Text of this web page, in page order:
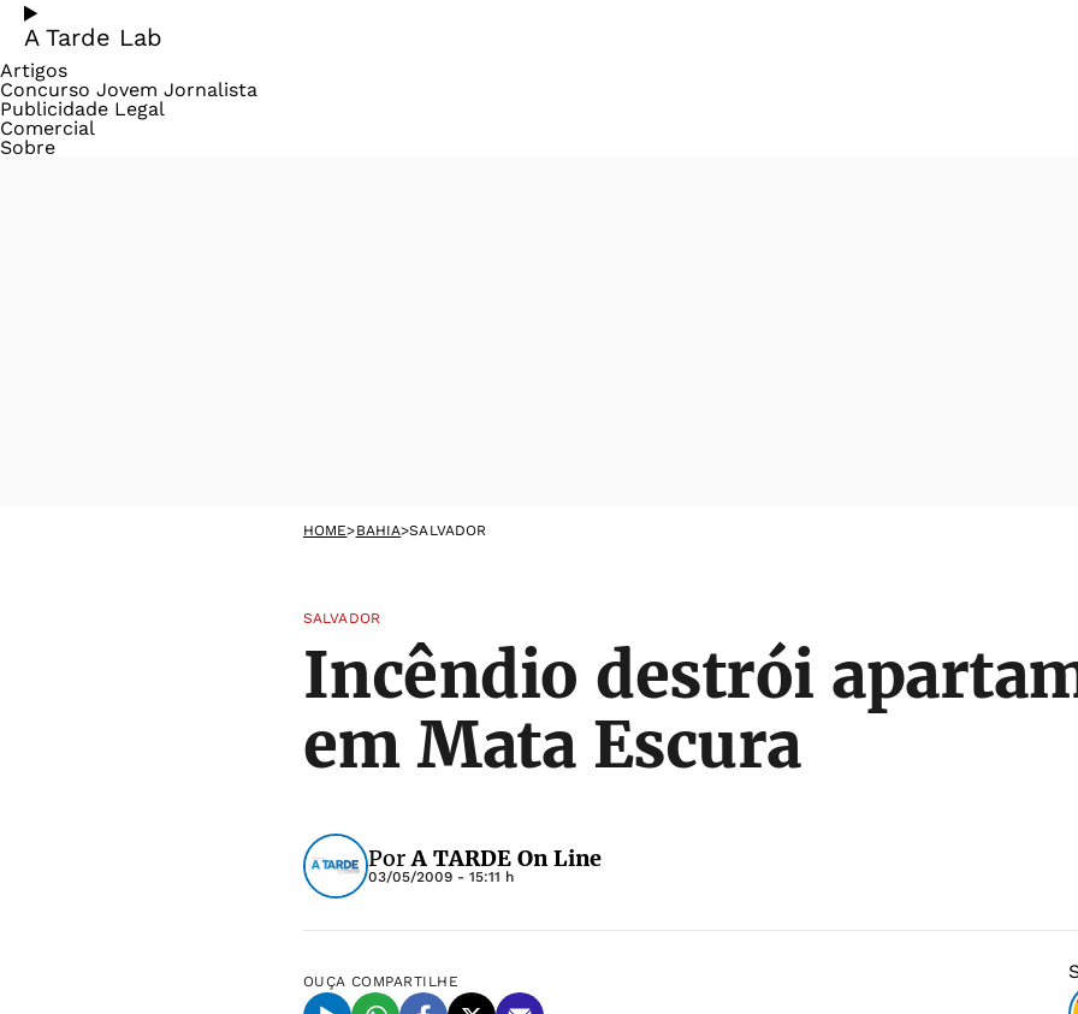
A Tarde Lab
Artigos
Concurso Jovem Jornalista
Publicidade Legal
Comercial
Sobre
HOME>BAHIA>SALVADOR
SALVADOR
Incêndio destrói
em Mata Escura
PorA TARDE On Line
03/05/2009 - 15:11 h
OUÇA COMPARTILHE